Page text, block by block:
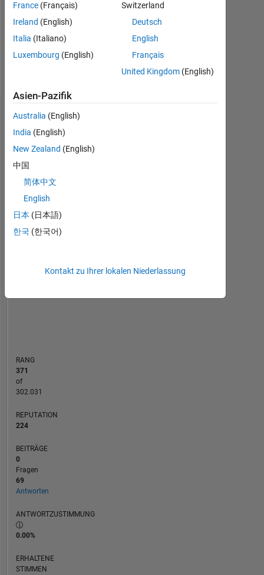
Nachricht
I'm
electrical
engineer
Professional
Interests:
signal
processing,
image
linear
algebra.
Dashboard
Statistik
BEITRÄGE
0
4
10
12
RANG
371
of
302.031
REPUTATION
224
BEITRÄGE
0
Fragen
69
Antworten
ANTWORTZUSTIMMUNG
0.00%
ERHALTENE
STIMMEN
France (Français)
Ireland (English)
Italia (Italiano)
Luxembourg (English)
Switzerland
Deutsch
English
Français
United Kingdom (English)
Asien-Pazifik
Australia (English)
India (English)
New Zealand (English)
中国
简体中文
English
日本 (日本語)
한국 (한국어)
Kontakt zu Ihrer lokalen Niederlassung